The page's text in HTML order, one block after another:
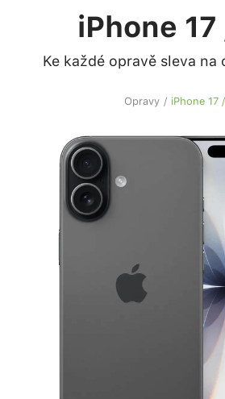
iPhone
Ke každé opravě sleva na
Opravy / iPhone 17